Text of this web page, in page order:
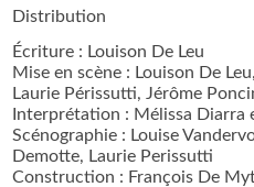
Distribution
Écriture : Louison De Leu
Mise en scène : Louison De
Laurie Périssutti, Jérôme
Interprétation : Mélissa Diarra
Scénographie : Louise
Demotte, Laurie Perissutti
Construction : François De